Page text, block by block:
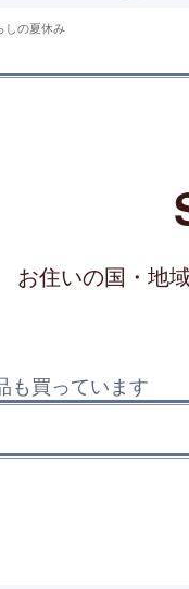
しの夏休み
お住いの国・地
も買っています